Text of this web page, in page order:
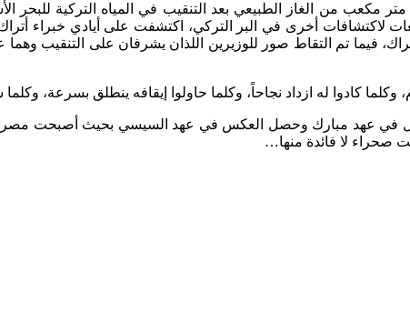
اليوم الجمعة العثور على اكتشاف أكبر بئر للبترول يحتوي على 320 مليار متر مكعب من الغاز الطبيعي بعد
لاكتشافات أخرى في البر التركي، اكتشفت على أيادي خبراء
فيما تم التقاط صور للوزيرين اللذان يشرفان على التنقيب وهما
وكلما كادوا له ازداد نجاحاً، وكلما حاولوا إيقافه ينطلق بسرعة،
في عهد مبارك وحصل العكس في عهد السيسي بحيث أصبحت مصر
صحراء لا فائدة منها…